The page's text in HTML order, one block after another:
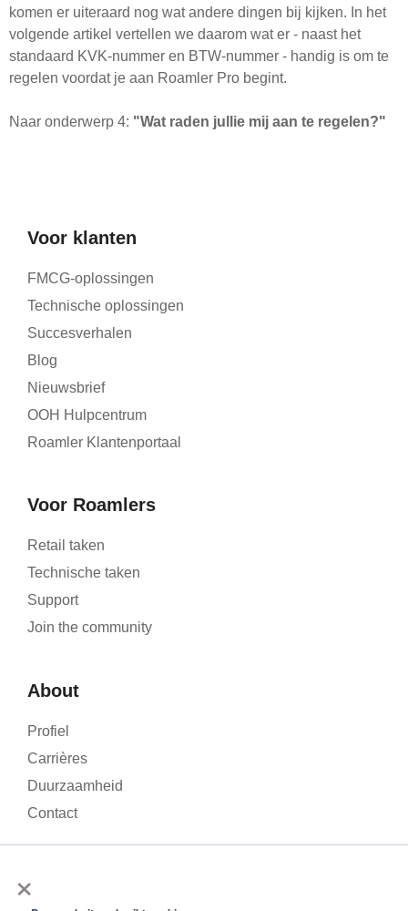
×analyseren en uw ervaring te verbeteren. Door op ‘Accepteren’
komen er uiteraard nog wat andere dingen bij kijken. In het
volgende artikel vertellen we daarom wat er - naast het
standaard KVK-nummer en BTW-nummer - handig is om te
regelen voordat je aan Roamler Pro begint.
Naar onderwerp 4: "Wat raden jullie mij aan te regelen?"
Voor klanten
FMCG-oplossingen
Technische oplossingen
Succesverhalen
Blog
Nieuwsbrief
OOH Hulpcentrum
Roamler Klantenportaal
Voor Roamlers
Retail taken
Technische taken
Support
Join the community
About
Profiel
Carrières
Duurzaamheid
Contact